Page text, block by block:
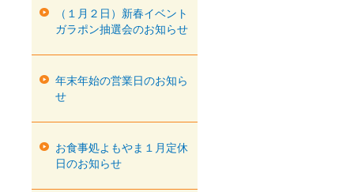
（１月２日）新春イベント
ガラポン抽選会のお知らせ
年末年始の営業日のお知ら
せ
お食事処よもやま１月定休
日のお知らせ